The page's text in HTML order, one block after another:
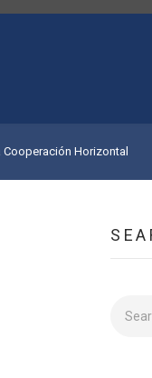
Cooperación Horizontal